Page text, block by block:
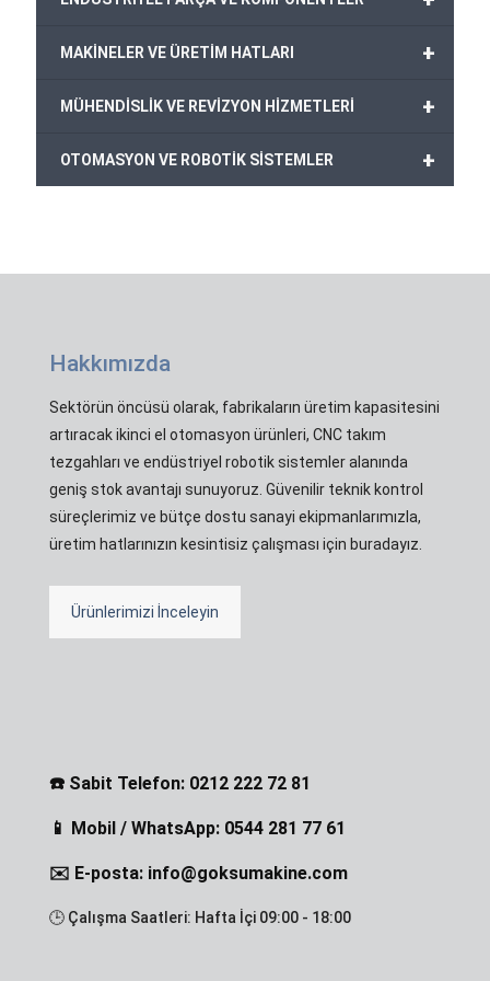
+
MAKİNELER VE ÜRETİM HATLARI
+
MÜHENDİSLİK VE REVİZYON HİZMETLERİ
+
OTOMASYON VE ROBOTİK SİSTEMLER
Hakkımızda
Sektörün öncüsü olarak, fabrikaların üretim kapasitesini
artıracak ikinci el otomasyon ürünleri, CNC takım
tezgahları ve endüstriyel robotik sistemler alanında
geniş stok avantajı sunuyoruz. Güvenilir teknik kontrol
süreçlerimiz ve bütçe dostu sanayi ekipmanlarımızla,
üretim hatlarınızın kesintisiz çalışması için buradayız.
Ürünlerimizi İnceleyin
☎️ Sabit Telefon: 0212 222 72 81
📱 Mobil / WhatsApp: 0544 281 77 61
✉️ E-posta: info@goksumakine.com
🕒 Çalışma Saatleri: Hafta İçi 09:00 - 18:00